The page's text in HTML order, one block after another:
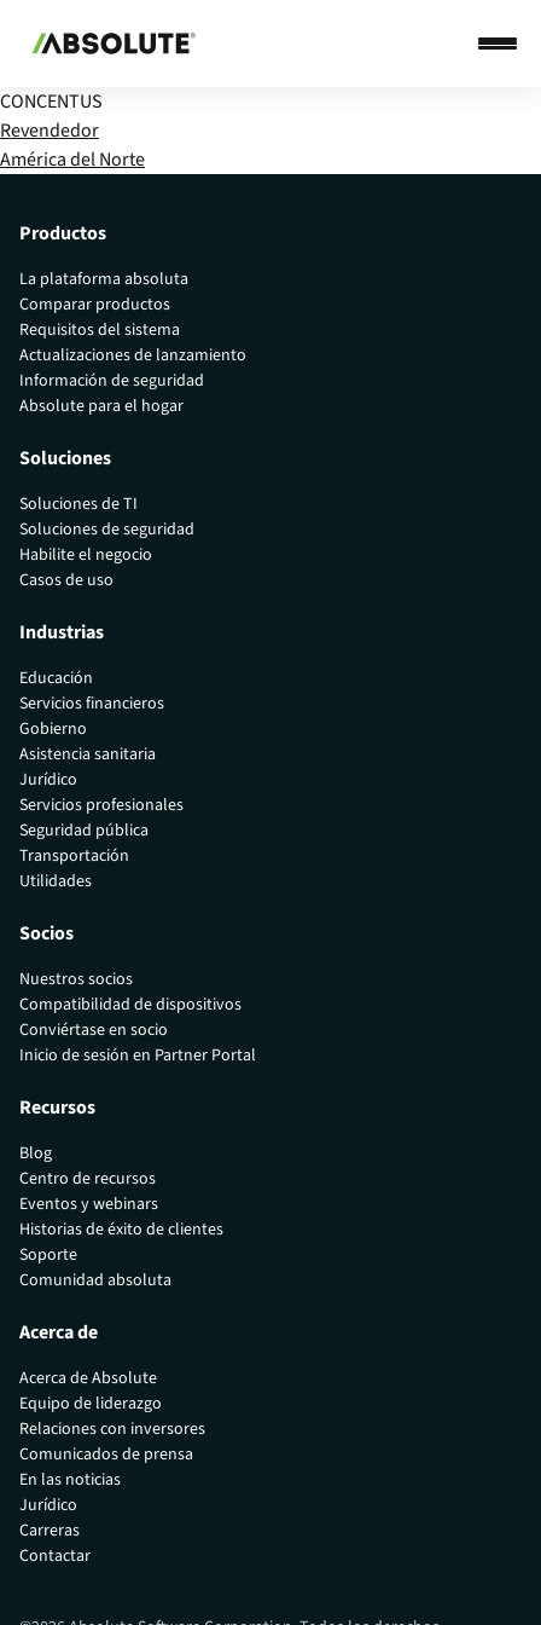
CONCENTUS
Revendedor
América del Norte
Productos
La plataforma absoluta
Comparar productos
Requisitos del sistema
Actualizaciones de lanzamiento
Información de seguridad
Absolute para el hogar
Soluciones
Soluciones de TI
Soluciones de seguridad
Habilite el negocio
Casos de uso
Industrias
Educación
Servicios financieros
Gobierno
Asistencia sanitaria
Jurídico
Servicios profesionales
Seguridad pública
Transportación
Utilidades
Socios
Nuestros socios
Compatibilidad de dispositivos
Conviértase en socio
Inicio de sesión en Partner Portal
Recursos
Blog
Centro de recursos
Eventos y webinars
Historias de éxito de clientes
Soporte
Comunidad absoluta
Acerca de
Acerca de Absolute
Equipo de liderazgo
Relaciones con inversores
Comunicados de prensa
En las noticias
Jurídico
Carreras
Contactar